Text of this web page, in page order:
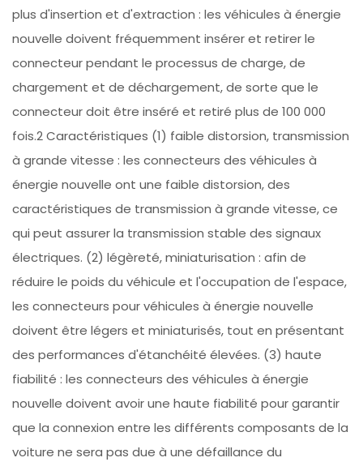
plus d'insertion et d'extraction : les véhicules à énergie
nouvelle doivent fréquemment insérer et retirer le
connecteur pendant le processus de charge, de
chargement et de déchargement, de sorte que le
connecteur doit être inséré et retiré plus de 100 000
fois.2 Caractéristiques (1) faible distorsion, transmission
à grande vitesse : les connecteurs des véhicules à
énergie nouvelle ont une faible distorsion, des
caractéristiques de transmission à grande vitesse, ce
qui peut assurer la transmission stable des signaux
électriques. (2) légèreté, miniaturisation : afin de
réduire le poids du véhicule et l'occupation de l'espace,
les connecteurs pour véhicules à énergie nouvelle
doivent être légers et miniaturisés, tout en présentant
des performances d'étanchéité élevées. (3) haute
fiabilité : les connecteurs des véhicules à énergie
nouvelle doivent avoir une haute fiabilité pour garantir
que la connexion entre les différents composants de la
voiture ne sera pas due à une défaillance du